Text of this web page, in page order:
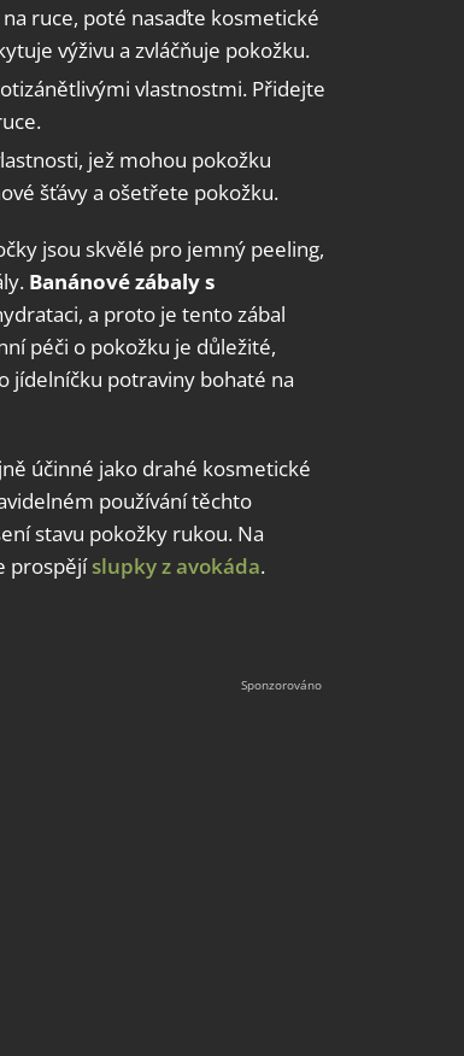
ruce, poté nasaďte kosmetické
výživu a zvláčňuje pokožku.
vlastnostmi. Přidejte
jež mohou pokožku
šťávy a ošetřete pokožku.
jsou skvělé pro jemný peeling,
Banánové zábaly s
a proto je tento zábal
péči o pokožku je důležité,
jídelníčku potraviny bohaté na
účinné jako drahé kosmetické
používání těchto
stavu pokožky rukou. Na
prospějíslupky z avokáda.